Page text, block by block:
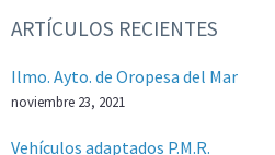
ARTÍCULOS RECIENTES
Ilmo. Ayto. de Oropesa del Mar
noviembre 23, 2021
Vehículos adaptados P.M.R.